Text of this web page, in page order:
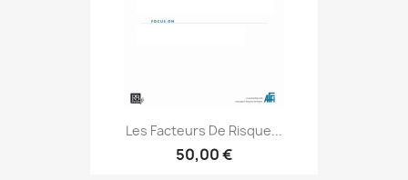
Les Facteurs De Risque...
50,00 €